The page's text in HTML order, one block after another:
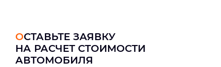
ОСТАВЬТЕ ЗАЯВКУ
НА РАСЧЕТ СТОИМОСТИ
АВТОМОБИЛЯ